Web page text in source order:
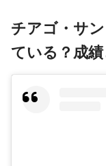
チアゴ・サ
ている？成